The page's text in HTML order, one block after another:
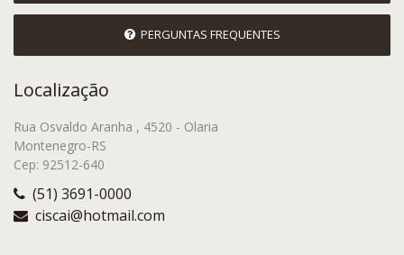
PERGUNTAS FREQUENTES
Localização
Rua Osvaldo Aranha , 4520 - Olaria
Montenegro-RS
Cep: 92512-640
(51) 3691-0000
ciscai@hotmail.com